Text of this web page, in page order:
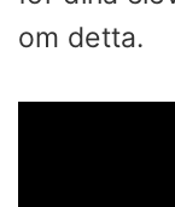
om detta.